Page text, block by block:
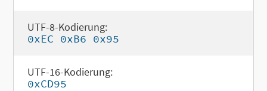
UTF-8-Kodierung:
0xEC 0xB6 0x95
UTF-16-Kodierung:
0xCD95